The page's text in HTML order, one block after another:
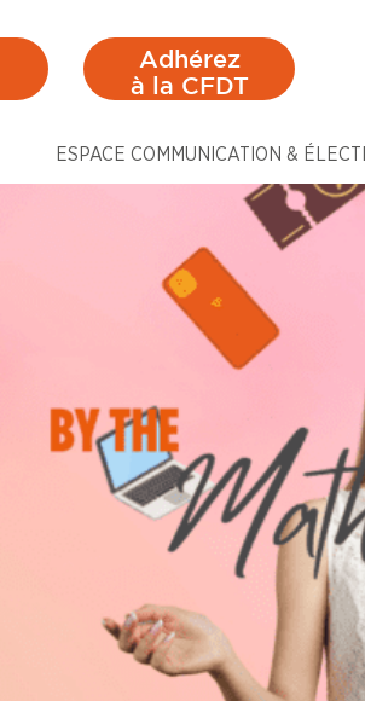
Adhérez
à la CFDT
ESPACE COMMUNICATION &